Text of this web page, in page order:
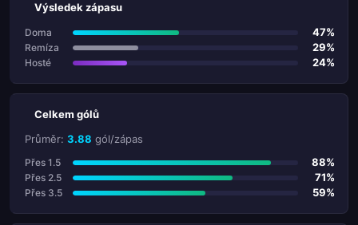
Výsledek zápasu
Doma 47%
Remíza 29%
Hosté 24%
Celkem gólů
Průměr: 3.88 gól/zápas
Přes 1.5 88%
Přes 2.5 71%
Přes 3.5 59%